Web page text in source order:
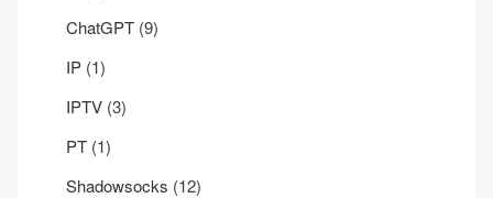
ChatGPT (9)
IP (1)
IPTV (3)
PT (1)
Shadowsocks (12)